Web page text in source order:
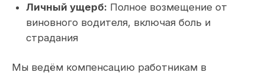
Личный ущерб: Полное возмещение от
виновного водителя, включая боль и
страдания
Мы ведём компенсацию работникам в